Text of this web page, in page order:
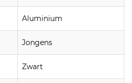
Aluminium
Jongens
Zwart